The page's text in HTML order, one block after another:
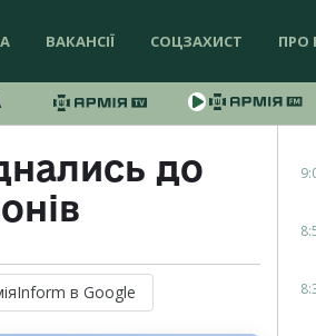
ВАКАНСІЇ СОЦЗАХИСТ ПРО
до
в Google